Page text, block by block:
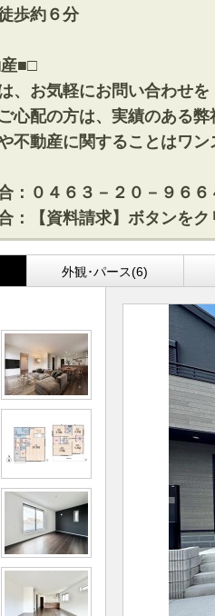
歩約６分
■□
、お気軽にお問い合わせを
心配の方は、実績のある弊
不動産に関することはワン
：０４６３－２０－９６６
：【資料請求】ボタンをク
外観･パース(6)